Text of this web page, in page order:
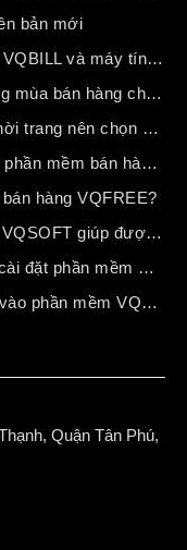
bản mới
tính tiền chuyên dụng
bán hàng chậm ?
mềm bán hàng nào?
bán hàng VQSOFT
hàng VQFREE?
giúp được gì cho bạn ?
mềm VQSOFT
mềm VQSOFT
Quận Tân Phú,